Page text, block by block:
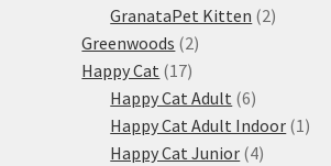
produktů
GranataPet Kitten 22
Greenwoods 22
Happy Cat 1717
produktů
Happy Cat Adult 66
produktů
Happy Cat Adult Indoor 1 1
Happy Cat Junior 44